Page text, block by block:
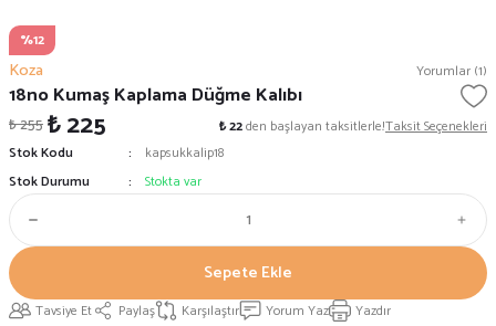
%12
Koza Yorumlar (1)
18no Kumaş Kaplama Düğme Kalıbı
₺ 255₺ 225 ₺ 22den başlayan taksitlerle!Taksit Seçenekleri
Stok Kodu
kapsukkalip18
Stok Durumu
Stokta var
Sepete Ekle
Tavsiye Et Paylaş Karşılaştır Yorum Yaz Yazdır